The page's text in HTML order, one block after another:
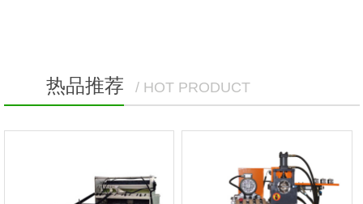
热品推荐 / HOT PRODUCT